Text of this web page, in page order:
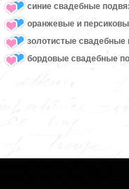
синие свадебные
оранжевые и
золотистые свадебные
бордовые свадебные